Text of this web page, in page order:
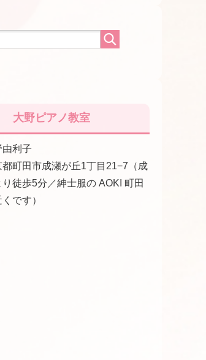
大野ピアノ教室
利子
町田市成瀬が丘1丁目21−7（成
徒歩5分／紳士服の AOKI 町田
です）